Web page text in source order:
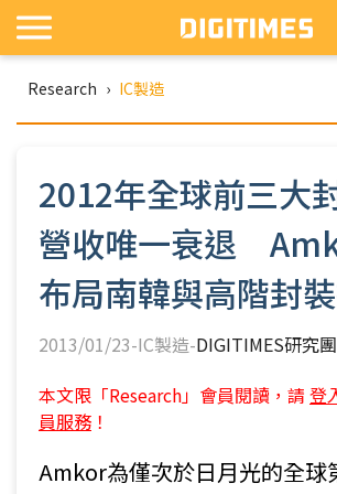
Research › IC製造
2012年全球前三大
營收唯一衰退
布局南韓與高階封
2013/01/23-IC製造-DIGITIMES研究
本文限「Research」會員閱讀，請 登
員服務 ！
Amkor為僅次於日月光的全球